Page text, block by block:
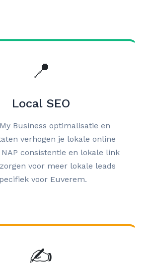
📍
Local SEO
Business optimalisatie en
verhogen je lokale online
consistentie en lokale link
voor meer lokale leads
voor Euverem.
✍️